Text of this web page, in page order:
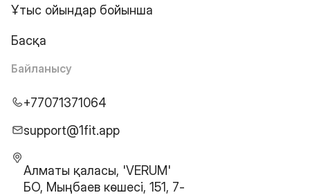
Ұтыс ойындар бойынша
Басқа
Байланысу
+77071371064
support@1fit.app
Алматы қаласы, 'VERUM'
БО, Мыңбаев көшесі, 151, 7-